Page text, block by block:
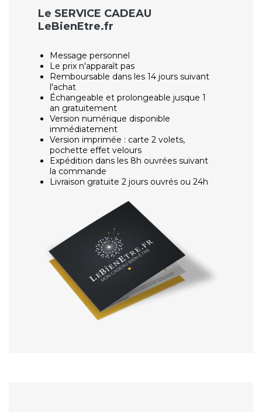
Le SERVICE CADEAU
LeBienEtre.fr
Message personnel
Le prix n'apparaît pas
Remboursable dans les 14 jours suivant
l'achat
Échangeable et prolongeable jusque 1
an gratuitement
Version numérique disponible
immédiatement
Version imprimée : carte 2 volets,
pochette effet velours
Expédition dans les 8h ouvrées suivant
la commande
Livraison gratuite 2 jours ouvrés ou 24h